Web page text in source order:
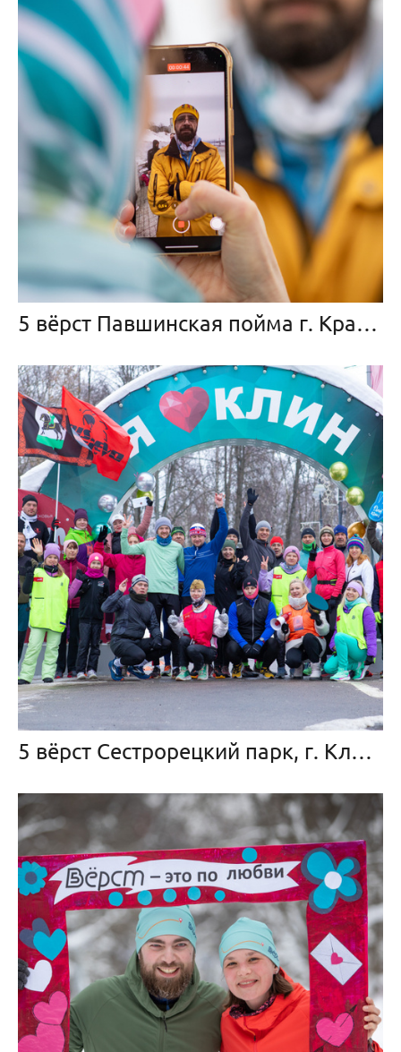
5 вёрст Павшинская пойма г. Красногорск, 2 марта 2024 г.
5 вёрст Сестрорецкий парк, г. Клин, 24 февраля 2024 г.